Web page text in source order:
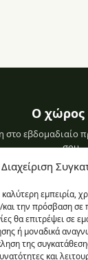
Διαχείριση
εμπειρία,
και την πρόσβαση
θα επιτρέψει σε
ή μοναδικά
της
και
Ο χώρος
εβδομαδιαίο
σου.
Σύνδεση στο